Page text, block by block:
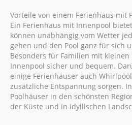
Vorteile von einem Ferienhaus mit
Ein Ferienhaus mit Innenpool
können unabhängig vom Wetter
gehen und den Pool ganz für sich
Besonders für Familien mit
Innenpool sicher und bequem.
einige Ferienhäuser auch
zusätzliche Entspannung sorgen.
Poolhäuser in den schönsten
der Küste und in idyllischen